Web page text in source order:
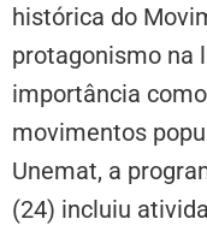
histórica do
protagonismo na
importância
movimentos
Unemat, a
(24) incluiu